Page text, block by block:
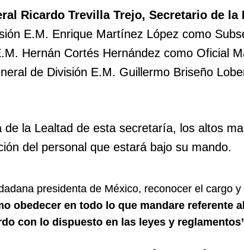
Ricardo Trevilla Trejo, Secretario de la
E.M. Enrique Martínez López como
Hernán Cortés Hernández como Oficial
de División E.M. Guillermo Briseño
la Lealtad de esta secretaría, los altos
del personal que estará bajo su mando.
presidenta de México, reconocer el cargo y
obedecer en todo lo que mandare referente
con lo dispuesto en las leyes y